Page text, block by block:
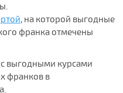
, на которой выгодные
франка отмечены
выгодными курсами
франков в